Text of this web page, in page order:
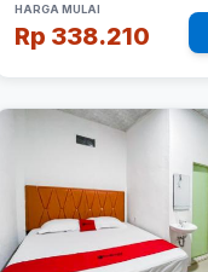
HARGA MULAI
Rp 338.210